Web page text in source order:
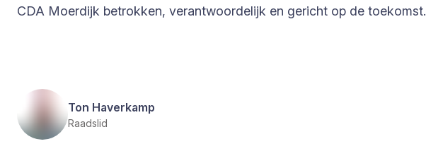
CDA Moerdijk betrokken, verantwoordelijk en gericht op de toekomst.
Ton Haverkamp
Raadslid